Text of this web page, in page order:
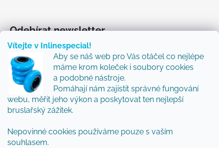
Vítejte v Inlinespecial!
Aby se náš web pro Vás otáčel co nejlépe
máme krom koleček i soubory cookies
a podobné nástroje.
Pomáhají nám zajistit správné fungování
webu, měřit jeho výkon a poskytovat ten nejlepší
bruslařský zážitek.
Nepovinné cookies používáme pouze s vaším
souhlasem.
Odebírat newsletter
Vložte svůj e-mail a my vám budeme zasílat informace
o nových produktech na našem e-shopu.
Přidejte se k nám a my Vám budeme zasílat ty nejlepší
novinky a tipy.
E-mail
Vložením e-mailu souhlasíte spodmínkami
ochrany osobních údajů